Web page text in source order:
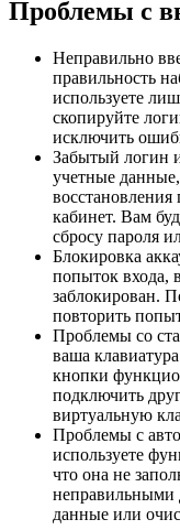
Проблемы с
Неправильно
правильность
используете
скопируйте
исключить
Забытый логин
учетные
кабинет. Вам
сбросу пароля
Блокировка
попыток входа,
заблокирован.
повторить
Проблемы со
ваша
кнопки
подключить
виртуальную
Проблемы с
используете
что она не
неправильными
данные или